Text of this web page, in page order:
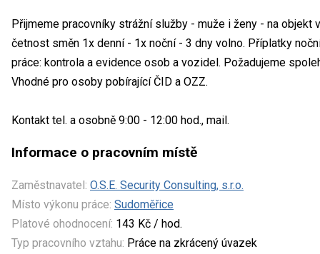
Přijmeme pracovníky strážní služby - muže i ženy - na objekt
četnost směn 1x denní - 1x noční - 3 dny volno. Příplatky
práce: kontrola a evidence osob a vozidel. Požadujeme
Vhodné pro osoby pobírající ČID a OZZ.
Kontakt tel. a osobně 9:00 - 12:00 hod., mail.
Informace o pracovním místě
Zaměstnavatel: O.S.E. Security Consulting, s.r.o.
Místo výkonu práce: Sudoměřice
Platové ohodnocení: 143 Kč / hod.
Typ pracovního vztahu: Práce na zkrácený úvazek